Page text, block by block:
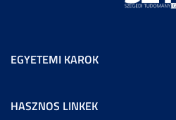
EGYETEMI KAROK
HASZNOS LINKEK